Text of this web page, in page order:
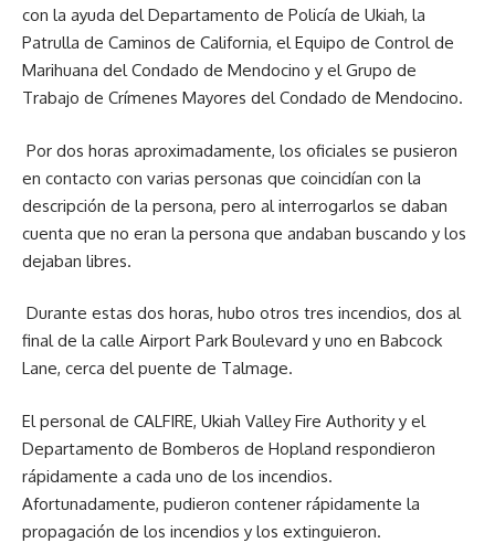
con la ayuda del Departamento de Policía de Ukiah, la
Patrulla de Caminos de California, el Equipo de Control de
Marihuana del Condado de Mendocino y el Grupo de
Trabajo de Crímenes Mayores del Condado de Mendocino.
Por dos horas aproximadamente, los oficiales se pusieron
en contacto con varias personas que coincidían con la
descripción de la persona, pero al interrogarlos se daban
cuenta que no eran la persona que andaban buscando y los
dejaban libres.
Durante estas dos horas, hubo otros tres incendios, dos al
final de la calle Airport Park Boulevard y uno en Babcock
Lane, cerca del puente de Talmage.
El personal de CALFIRE, Ukiah Valley Fire Authority y el
Departamento de Bomberos de Hopland respondieron
rápidamente a cada uno de los incendios.
Afortunadamente, pudieron contener rápidamente la
propagación de los incendios y los extinguieron.